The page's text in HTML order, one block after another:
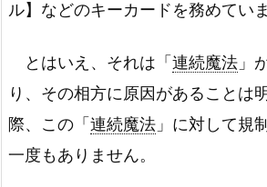
ル】などのキーカードを務めていま
とはいえ、それは「 連続魔法 」
り、その相方に原因があることは
際、この「 連続魔法 」に対して規
一度もありません。